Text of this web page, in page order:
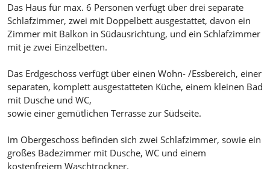
Das Haus für max. 6 Personen verfügt über drei separate
Schlafzimmer, zwei mit Doppelbett ausgestattet, davon ein
Zimmer mit Balkon in Südausrichtung, und ein Schlafzimmer
mit je zwei Einzelbetten.
Das Erdgeschoss verfügt über einen Wohn- /Essbereich, einer
separaten, komplett ausgestatteten Küche, einem kleinen Bad
mit Dusche und WC,
sowie einer gemütlichen Terrasse zur Südseite.
Im Obergeschoss befinden sich zwei Schlafzimmer, sowie ein
großes Badezimmer mit Dusche, WC und einem
kostenfreiem Waschtrockner.